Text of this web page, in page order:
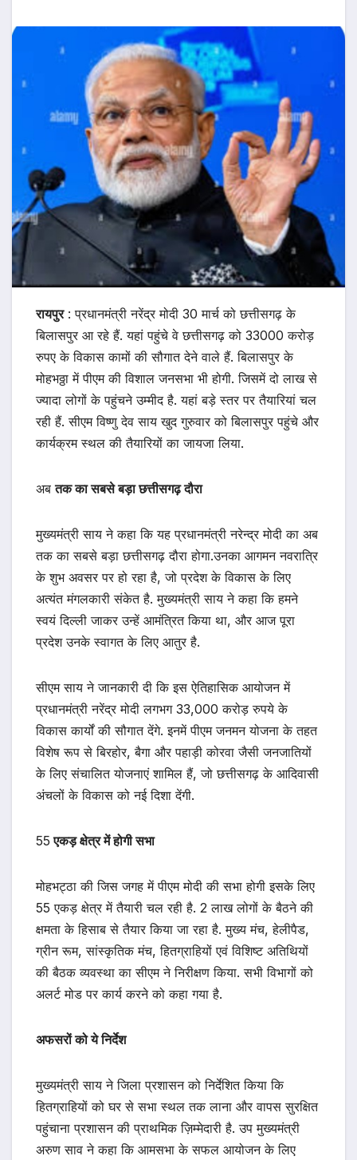
रायपुर: प्रधानमंत्री नरेंद्र मोदी 30 मार्च को छत्तीसगढ़ के
बिलासपुर आ रहे हैं. यहां पहुंचे वे छत्तीसगढ़ को 33000 करोड़
रुपए के विकास कामों की सौगात देने वाले हैं. बिलासपुर के
मोहभठ्ठा में पीएम की विशाल जनसभा भी होगी. जिसमें दो लाख से
ज्यादा लोगों के पहुंचने उम्मीद है. यहां बड़े स्तर पर तैयारियां चल
रही हैं. सीएम विष्णु देव साय खुद गुरुवार को बिलासपुर पहुंचे और
कार्यक्रम स्थल की तैयारियों का जायजा लिया.
अबतक का सबसे बड़ा छत्तीसगढ़ दौरा
मुख्यमंत्री साय ने कहा कि यह प्रधानमंत्री नरेन्द्र मोदी का अब
तक का सबसे बड़ा छत्तीसगढ़ दौरा होगा.उनका आगमन नवरात्रि
के शुभ अवसर पर हो रहा है, जो प्रदेश के विकास के लिए
अत्यंत मंगलकारी संकेत है. मुख्यमंत्री साय ने कहा कि हमने
स्वयं दिल्ली जाकर उन्हें आमंत्रित किया था, और आज पूरा
प्रदेश उनके स्वागत के लिए आतुर है.
सीएम साय ने जानकारी दी कि इस ऐतिहासिक आयोजन में
प्रधानमंत्री नरेंद्र मोदी लगभग 33,000 करोड़ रुपये के
विकास कार्यों की सौगात देंगे. इनमें पीएम जनमन योजना के तहत
विशेष रूप से बिरहोर, बैगा और पहाड़ी कोरवा जैसी जनजातियों
के लिए संचालित योजनाएं शामिल हैं, जो छत्तीसगढ़ के आदिवासी
अंचलों के विकास को नई दिशा देंगी.
55 एकड़ क्षेत्र में होगी सभा
मोहभट्ठा की जिस जगह में पीएम मोदी की सभा होगी इसके लिए
55 एकड़ क्षेत्र में तैयारी चल रही है. 2 लाख लोगों के बैठने की
क्षमता के हिसाब से तैयार किया जा रहा है. मुख्य मंच, हेलीपैड,
ग्रीन रूम, सांस्कृतिक मंच, हितग्राहियों एवं विशिष्ट अतिथियों
की बैठक व्यवस्था का सीएम ने निरीक्षण किया. सभी विभागों को
अलर्ट मोड पर कार्य करने को कहा गया है.
अफसरों को ये निर्देश
मुख्यमंत्री साय ने जिला प्रशासन को निर्देशित किया कि
हितग्राहियों को घर से सभा स्थल तक लाना और वापस सुरक्षित
पहुंचाना प्रशासन की प्राथमिक ज़िम्मेदारी है. उप मुख्यमंत्री
अरुण साव ने कहा कि आमसभा के सफल आयोजन के लिए